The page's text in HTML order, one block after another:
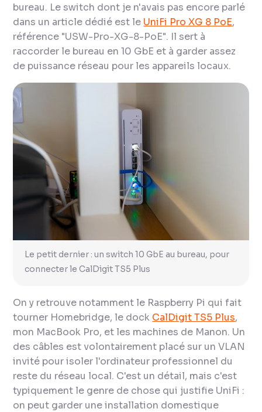
bureau. Le switch dont je n'avais pas encore parlé
dans un article dédié est le UniFi Pro XG 8 PoE,
référence "USW-Pro-XG-8-PoE". Il sert à
raccorder le bureau en 10 GbE et à garder assez
de puissance réseau pour les appareils locaux.
Le petit dernier : un switch 10 GbE au bureau, pour
connecter le CalDigit TS5 Plus
On y retrouve notamment le Raspberry Pi qui fait
tourner Homebridge, le dock CalDigit TS5 Plus,
mon MacBook Pro, et les machines de Manon. Un
des câbles est volontairement placé sur un VLAN
invité pour isoler l'ordinateur professionnel du
reste du réseau local. C'est un détail, mais c'est
typiquement le genre de chose qui justifie UniFi :
on peut garder une installation domestique